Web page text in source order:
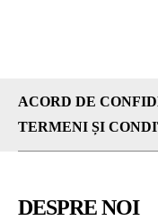
ACORD DE
TERMENI ȘI
DESPRE NOI